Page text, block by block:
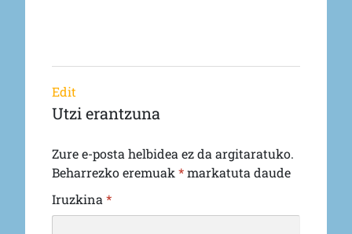
Edit
Utzi erantzuna
Zure e-posta helbidea ez da argitaratuko.
Beharrezko eremuak*markatuta daude
Iruzkina*